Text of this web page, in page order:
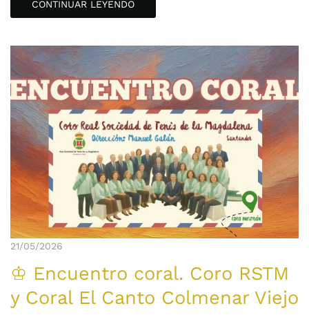
CONTINUAR LEYENDO
21/05/2026
♔ Encuentro coral. Coro RSTM
y Coral El Canto Colmenar Viejo